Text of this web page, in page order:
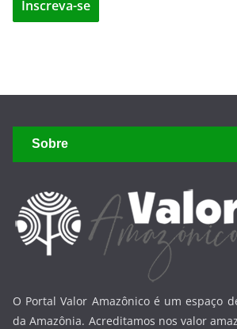
Sobre
O Portal Valor Amazônico é um espaço
da Amazônia. Acreditamos nos valor